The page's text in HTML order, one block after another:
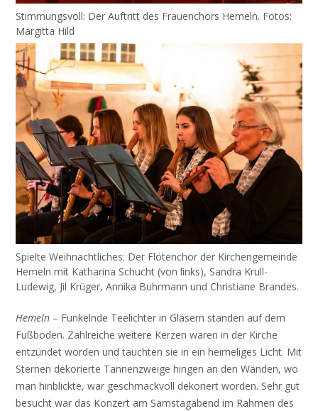
Stimmungsvoll: Der Auftritt des Frauenchors Hemeln. Fotos:
Margitta Hild
Spielte Weihnachtliches: Der Flötenchor der Kirchengemeinde
Hemeln mit Katharina Schucht (von links), Sandra Krull-
Ludewig, Jil Krüger, Annika Bührmann und Christiane Brandes.
Hemeln – Funkelnde Teelichter in Gläsern standen auf dem
Fußboden. Zahlreiche weitere Kerzen waren in der Kirche
entzündet worden und tauchten sie in ein heimeliges Licht. Mit
Sternen dekorierte Tannenzweige hingen an den Wänden, wo
man hinblickte, war geschmackvoll dekoriert worden. Sehr gut
besucht war das Konzert am Samstagabend im Rahmen des